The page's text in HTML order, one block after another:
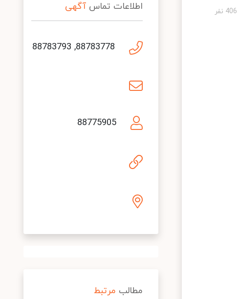
اطلاعات تماس آگهی
88783778, 88783793
88775905
مطالب مرتبط